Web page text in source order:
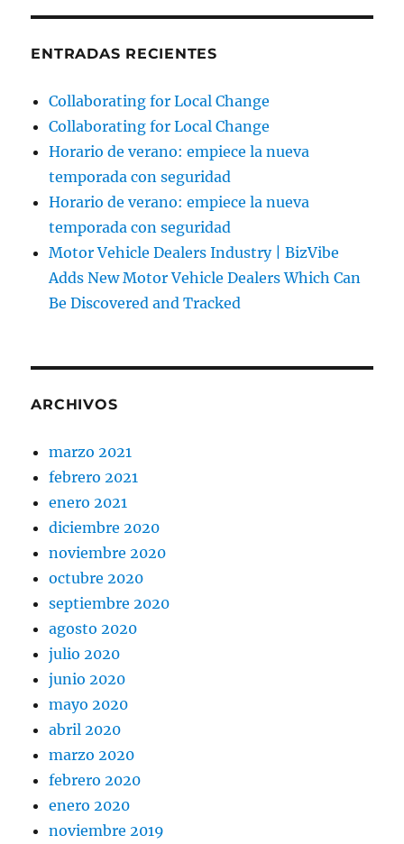
ENTRADAS RECIENTES
Collaborating for Local Change
Collaborating for Local Change
Horario de verano: empiece la nueva
temporada con seguridad
Horario de verano: empiece la nueva
temporada con seguridad
Motor Vehicle Dealers Industry | BizVibe
Adds New Motor Vehicle Dealers Which Can
Be Discovered and Tracked
ARCHIVOS
marzo 2021
febrero 2021
enero 2021
diciembre 2020
noviembre 2020
octubre 2020
septiembre 2020
agosto 2020
julio 2020
junio 2020
mayo 2020
abril 2020
marzo 2020
febrero 2020
enero 2020
noviembre 2019